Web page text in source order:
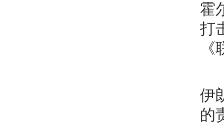
霍
打
伊
的